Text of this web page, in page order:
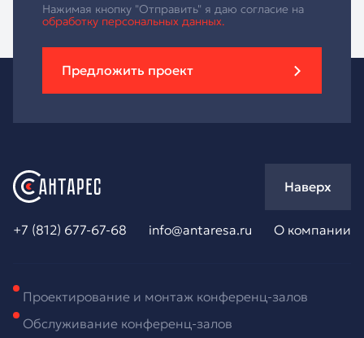
Нажимая кнопку "Отправить" я даю согласие на
обработку персональных данных.
Предложить проект
+7 (812) 677-67-68 info@antaresa.ru О компании
Наверх
Проектирование и монтаж конференц-залов
Обслуживание конференц-залов